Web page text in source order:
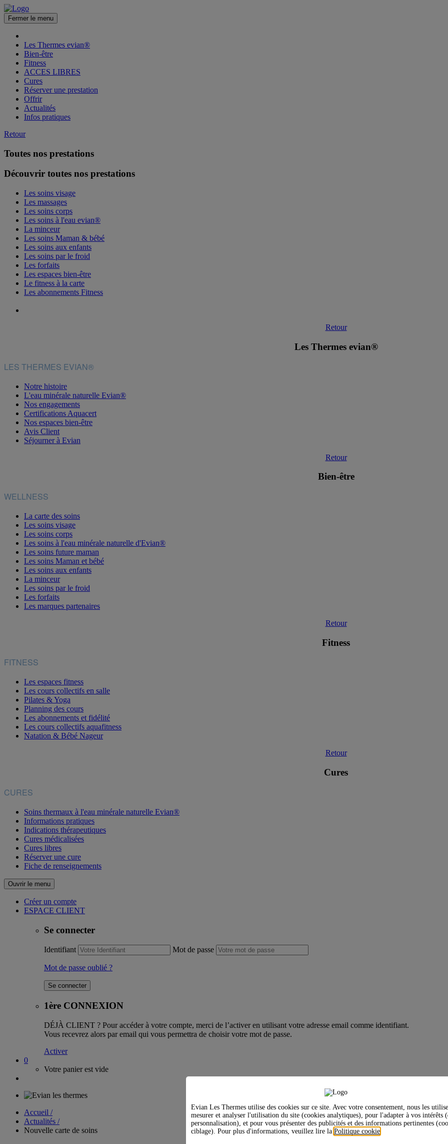
Evian Les Thermes utilise des cookies sur ce site. Avec votre consentement, nous les
mesurer et analyser l'utilisation du site (cookies analytiques), pour l'adapter à vos intérêts
personnalisation), et pour vous présenter des publicités et des informations pertinentes
ciblage). Pour plus d'informations, veuillez lire la Politique cookie
Fermer le menu
Les Thermes evian®
Bien-être
Fitness
ACCES LIBRES
Cures
Réserver une prestation
Offrir
Actualités
Infos pratiques
Retour
Toutes nos prestations
Découvrir toutes nos prestations
Les soins visage
Les massages
Les soins corps
Les soins à l'eau evian®
La minceur
Les soins Maman & bébé
Les soins aux enfants
Les soins par le froid
Les forfaits
Les espaces bien-être
Le fitness à la carte
Les abonnements Fitness
Retour
Les Thermes evian®
LES THERMES EVIAN®
Notre histoire
L'eau minérale naturelle Evian®
Nos engagements
Certifications Aquacert
Nos espaces bien-être
Avis Client
Séjourner à Evian
Retour
Bien-être
WELLNESS
La carte des soins
Les soins visage
Les soins corps
Les soins à l'eau minérale naturelle d'Evian®
Les soins future maman
Les soins Maman et bébé
Les soins aux enfants
La minceur
Les soins par le froid
Les forfaits
Les marques partenaires
Retour
Fitness
FITNESS
Les espaces fitness
Les cours collectifs en salle
Pilates & Yoga
Planning des cours
Les abonnements et fidélité
Les cours collectifs aquafitness
Natation & Bébé Nageur
Retour
Cures
CURES
Soins thermaux à l'eau minérale naturelle Evian®
Informations pratiques
Indications thérapeutiques
Cures médicalisées
Cures libres
Réserver une cure
Fiche de renseignements
Ouvrir le menu
Créer un compte
ESPACE CLIENT
Se connecter
Identifiant Mot de passe
Mot de passe oublié ?
1ère CONNEXION
DÉJÀ CLIENT ? Pour accéder à votre compte, merci de l’activer en utilisant votre adresse email comme identifiant.
Vous recevrez alors par email qui vous permettra de choisir votre mot de passe.
Activer
0
Votre panier est vide
Accueil /
Actualités /
Nouvelle carte de soins